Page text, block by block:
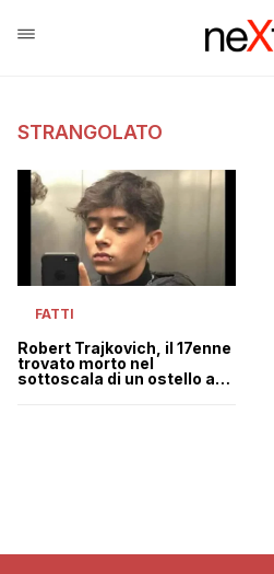
STRANGOLATO
FATTI
Robert Trajkovich, il 17enne
trovato morto nel
sottoscala di un ostello a